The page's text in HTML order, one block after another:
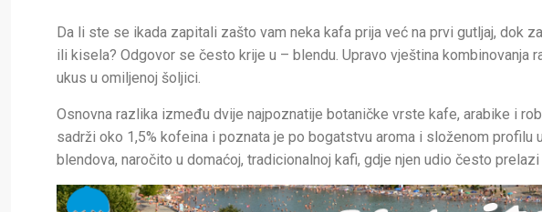
Da li ste se ikada zapitali zašto vam neka kafa prija već na prvi gutljaj, dok
ili kisela? Odgovor se često krije u – blendu. Upravo vještina
ukus u omiljenoj šoljici.
Osnovna razlika između dvije najpoznatije botaničke vrste kafe, arabike i
sadrži oko 1,5% kofeina i poznata je po bogatstvu aroma i složenom profilu
blendova, naročito u domaćoj, tradicionalnoj kafi, gdje njen udio često